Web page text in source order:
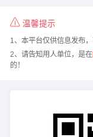
温馨提示
1、本平台仅供信息发布
2、请告知用人单位，是在
的！